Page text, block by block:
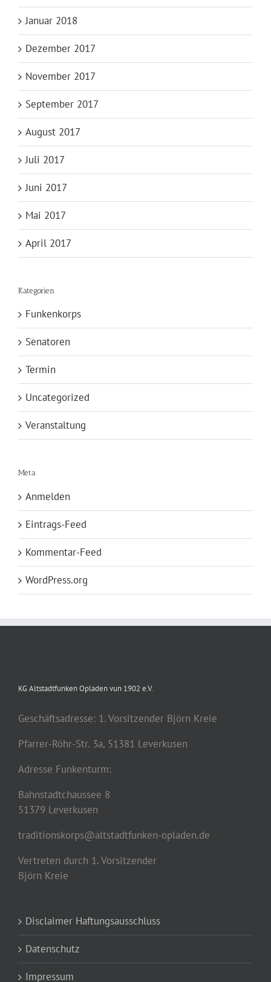
Januar 2018
Dezember 2017
November 2017
September 2017
August 2017
Juli 2017
Juni 2017
Mai 2017
April 2017
Kategorien
Funkenkorps
Senatoren
Termin
Uncategorized
Veranstaltung
Meta
Anmelden
Eintrags-Feed
Kommentar-Feed
WordPress.org
KG Altstadtfunken Opladen vun 1902 e.V.
Geschäftsadresse: 1. Vorsitzender Björn Kreie
Pfarrer-Röhr-Str. 3a, 51381 Leverkusen
Adresse Funkenturm:
Bahnstadtchaussee 8
51379 Leverkusen
traditionskorps@altstadtfunken-opladen.de
Vertreten durch 1. Vorsitzender
Björn Kreie
Disclaimer Haftungsausschluss
Datenschutz
Impressum